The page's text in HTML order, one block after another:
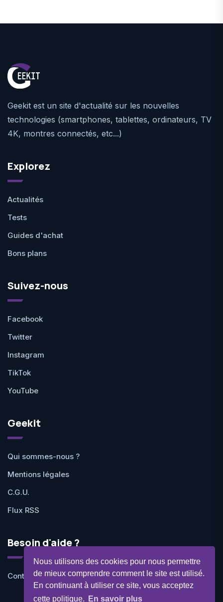
Nous utilisons des cookies pour nous permettre
de mieux comprendre comment le site est utilisé.
En continuant à utiliser ce site, vous acceptez
cette politique.
En savoir plus
Geekit est un site d'actualité sur les nouvelles
technologies (smartphones, tablettes, ordinateurs, TV
4K, montres connectés, etc...)
Explorez
Actualités
Tests
Guides d'achat
Bons plans
Suivez-nous
Facebook
Twitter
Instagram
TikTok
YouTube
Geekit
Qui sommes-nous ?
Mentions légales
C.G.U.
Flux RSS
Besoin d'aide ?
Contactez-nous